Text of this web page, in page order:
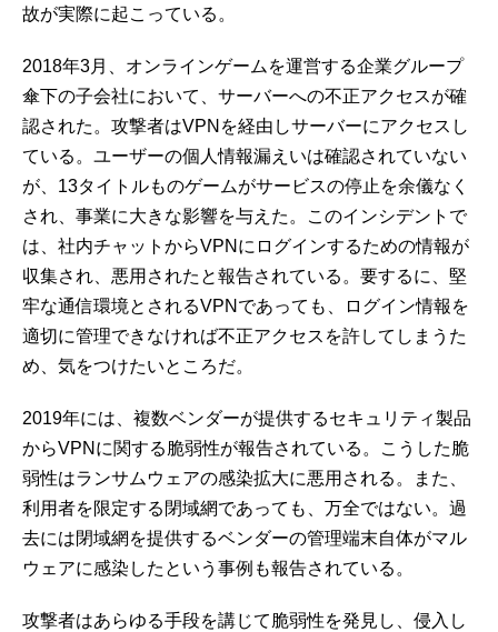
故が実際に起こっている。
2018年3月、オンラインゲームを運営する企業グループ
傘下の子会社において、サーバーへの不正アクセスが確
認された。攻撃者はVPNを経由しサーバーにアクセスし
ている。ユーザーの個人情報漏えいは確認されていない
が、13タイトルものゲームがサービスの停止を余儀なく
され、事業に大きな影響を与えた。このインシデントで
は、社内チャットからVPNにログインするための情報が
収集され、悪用されたと報告されている。要するに、堅
牢な通信環境とされるVPNであっても、ログイン情報を
適切に管理できなければ不正アクセスを許してしまうた
め、気をつけたいところだ。
2019年には、複数ベンダーが提供するセキュリティ製品
からVPNに関する脆弱性が報告されている。こうした脆
弱性はランサムウェアの感染拡大に悪用される。また、
利用者を限定する閉域網であっても、万全ではない。過
去には閉域網を提供するベンダーの管理端末自体がマル
ウェアに感染したという事例も報告されている。
攻撃者はあらゆる手段を講じて脆弱性を発見し、侵入し